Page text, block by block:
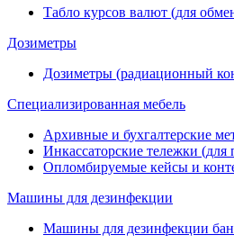
Табло курсов валют (для
Дозиметры
Дозиметры (радиационный
Специализированная мебель
Архивные и бухгалтерские
Инкассаторские тележки (для
Опломбируемые кейсы и
Машины для дезинфекции
Машины для дезинфекции